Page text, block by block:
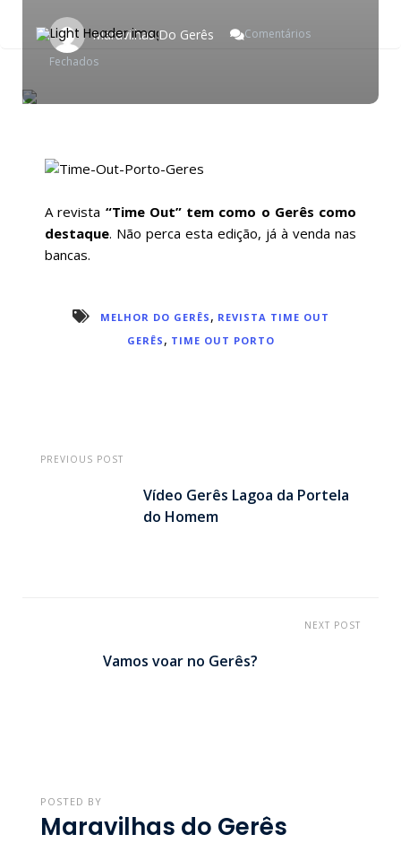
Maravilhas Do Gerês
Comentários
FechadosEm
A revista “Time Out” tem como o Gerês como
destaque. Não perca esta edição, já à venda nas
bancas.
MELHOR DO GERÊS , REVISTA TIME OUT
GERÊS , TIME OUT PORTO
PREVIOUS POST
Vídeo Gerês Lagoa da Portela
do Homem
NEXT POST
Vamos voar no Gerês?
POSTED BY
Maravilhas do Gerês